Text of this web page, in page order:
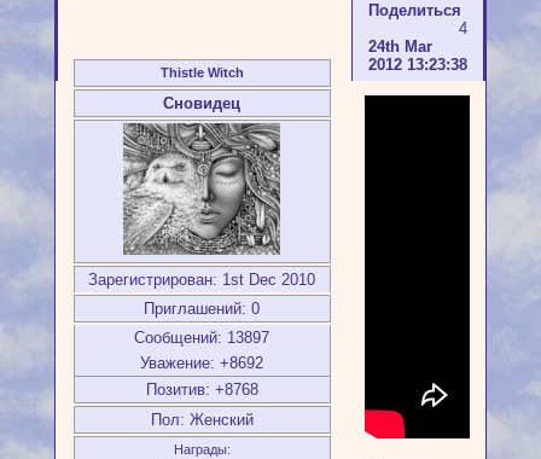
Поделиться
4
24th Mar
2012 13:23:38
Thistle Witch
Сновидец
Зарегистрирован: 1st Dec 2010
Приглашений: 0
Сообщений: 13897
Уважение: +8692
Позитив: +8768
Пол: Женский
Награды: